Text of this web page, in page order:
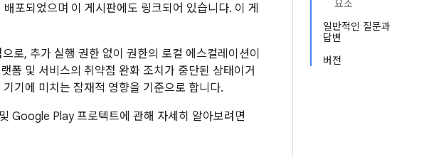
요소
일반적인 질문과
답변
버전
포되었으며 이 게시판에도 링크되어 있습니다. 이 게
로, 추가 실행 권한 없이 권한의 로컬 에스컬레이션이
폼 및 서비스의 취약점 완화 조치가 중단된 상태이거
기에 미치는 잠재적 영향을 기준으로 합니다.
및 Google Play 프로텍트에 관해 자세히 알아보려면